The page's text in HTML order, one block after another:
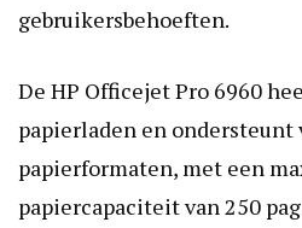
gebruikersbehoeften.
De HP Officejet Pro 6960
papierladen en
papierformaten, met een
papiercapaciteit van 250